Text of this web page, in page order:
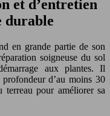
et d’entretien
durable
en grande partie de son
soigneuse du sol
aux plantes. Il
profondeur d’au moins 30
pour améliorer sa